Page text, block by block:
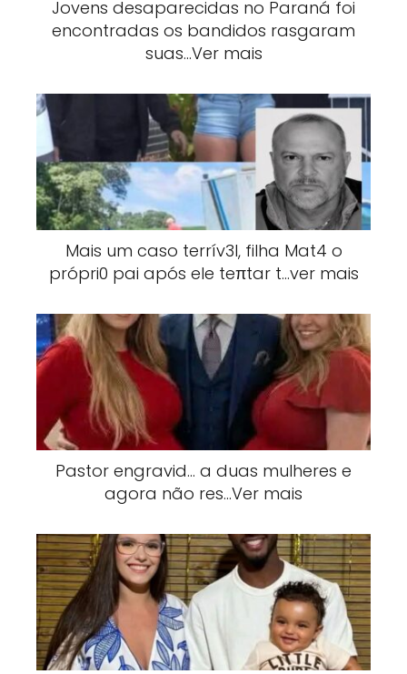
Jovens desaparecidas no Paraná foi
encontradas os bandidos rasgaram
suas…Ver mais
Mais um caso terrív3l, filha Mat4 o
própri0 pai após ele teπtar t…ver mais
Pastor engravid… a duas mulheres e
agora não res…Ver mais